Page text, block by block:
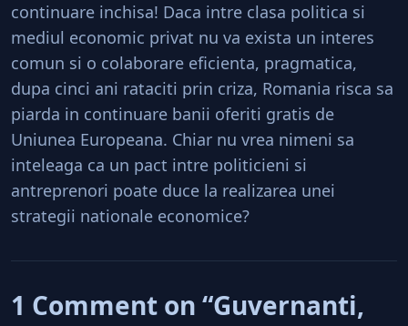
continuare inchisa! Daca intre clasa politica si
mediul economic privat nu va exista un interes
comun si o colaborare eficienta, pragmatica,
dupa cinci ani rataciti prin criza, Romania risca sa
piarda in continuare banii oferiti gratis de
Uniunea Europeana. Chiar nu vrea nimeni sa
inteleaga ca un pact intre politicieni si
antreprenori poate duce la realizarea unei
strategii nationale economice?
1 Comment on “Guvernanti,